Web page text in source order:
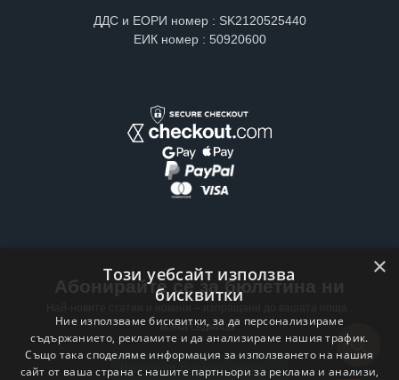
ДДС и ЕОРИ номер : SK2120525440
ЕИК номер : 50920600
Абонирайте се за бюлетина ни
всяка седмица .
Email address
×
Този уебсайт използва
бисквитки
Ние използваме бисквитки, за да персонализираме
съдържанието, рекламите и да анализираме нашия трафик.
Също така споделяме информация за използването на нашия
сайт от ваша страна с нашите партньори за реклама и анализи,